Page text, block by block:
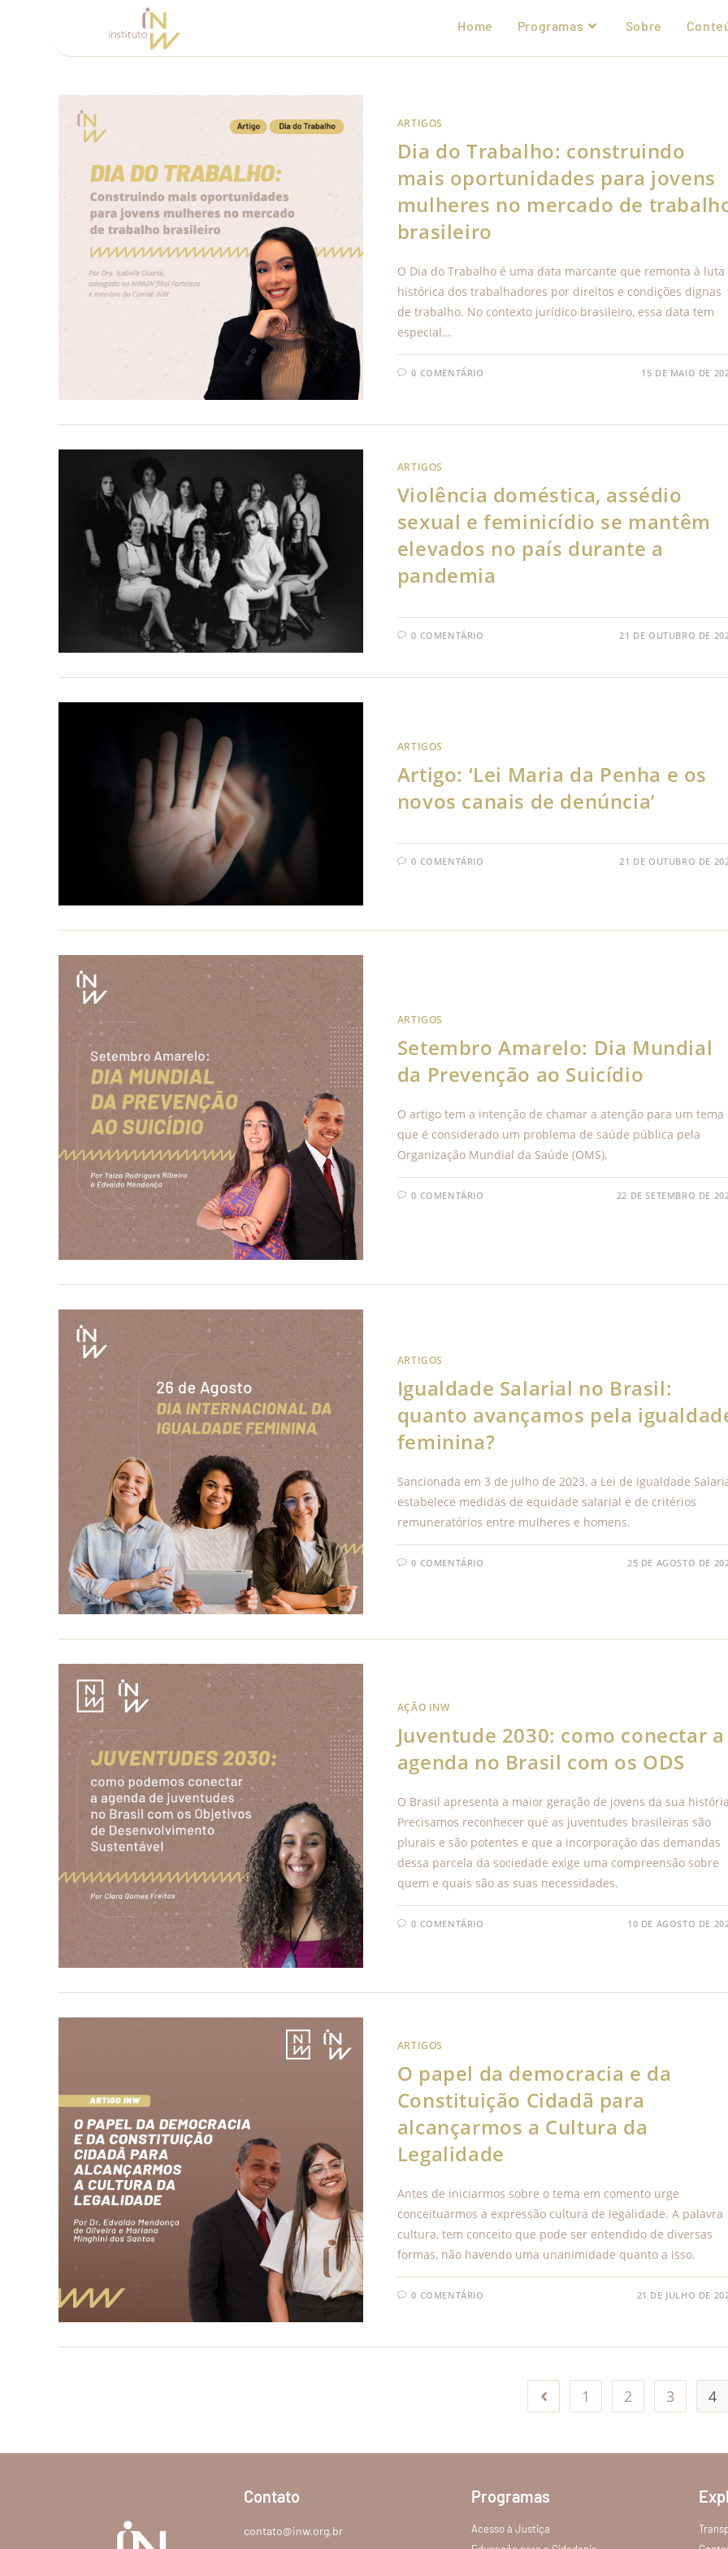
Home Programas Sobre
ARTIGOS
Dia do Trabalho: construindo
mais oportunidades para jovens
mulheres no mercado de
brasileiro
O Dia do Trabalho é uma data marcante que remonta à luta
histórica dos trabalhadores por direitos e condições dignas
de trabalho. No contexto jurídico brasileiro, essa data tem
especial…
0 COMENTÁRIO 15 DE MAIO DE
ARTIGOS
Violência doméstica, assédio
sexual e feminicídio se mantêm
elevados no país durante a
pandemia
0 COMENTÁRIO 21 DE OUTUBRO DE
ARTIGOS
Artigo: ‘Lei Maria da Penha e os
novos canais de denúncia’
0 COMENTÁRIO 21 DE OUTUBRO DE
ARTIGOS
Setembro Amarelo: Dia Mundial
da Prevenção ao Suicídio
O artigo tem a intenção de chamar a atenção para um tema
que é considerado um problema de saúde pública pela
Organização Mundial da Saúde (OMS),
0 COMENTÁRIO 22 DE SETEMBRO DE
ARTIGOS
Igualdade Salarial no Brasil:
quanto avançamos pela
feminina?
Sancionada em 3 de julho de 2023, a Lei de Igualdade
estabelece medidas de equidade salarial e de critérios
remuneratórios entre mulheres e homens.
0 COMENTÁRIO 25 DE AGOSTO DE
AÇÃO INW
Juventude 2030: como conectar a
agenda no Brasil com os ODS
O Brasil apresenta a maior geração de jovens da sua
Precisamos reconhecer que as juventudes brasileiras são
plurais e são potentes e que a incorporação das demandas
dessa parcela da sociedade exige uma compreensão sobre
quem e quais são as suas necessidades.
0 COMENTÁRIO 10 DE AGOSTO DE
ARTIGOS
O papel da democracia e da
Constituição Cidadã para
alcançarmos a Cultura da
Legalidade
Antes de iniciarmos sobre o tema em comento urge
conceituarmos a expressão cultura de legalidade. A palavra
cultura, tem conceito que pode ser entendido de diversas
formas, não havendo uma unanimidade quanto a isso.
0 COMENTÁRIO 21 DE JULHO DE
1 2 3 4
Contato
contato@inw.org.br
Programas
Acesso à Justiça